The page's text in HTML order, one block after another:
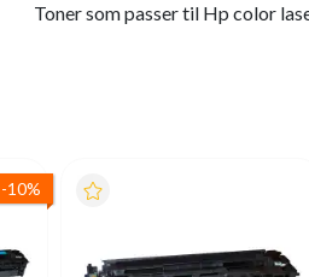
Toner som passer til Hp color
-10%